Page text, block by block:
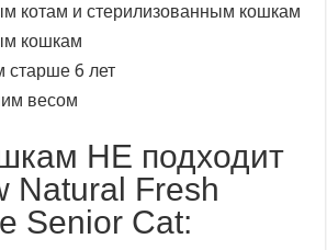
котам и стерилизованным кошкам
кошкам
старше 6 лет
весом
НЕ подходит
Natural Fresh
Senior Cat: